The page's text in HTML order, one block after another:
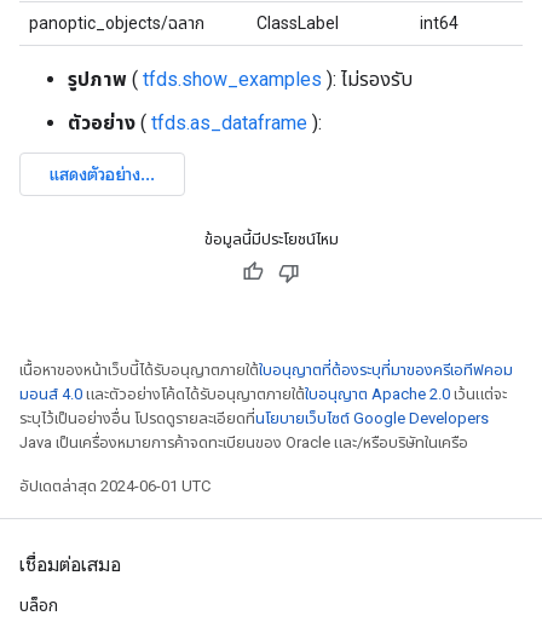
panoptic_objects/ฉลาก ClassLabel int64
รูปภาพ ( tfds.show_examples ): ไม่รองรับ
ตัวอย่าง ( tfds.as_dataframe ):
ข้อมูลนี้มีประโยชน์ไหม
เนื้อหาของหน้าเว็บนี้ได้รับอนุญาตภายใต้ใบอนุญาตที่ต้องระบุที่มาของครีเอทีฟคอม
มอนส์ 4.0 และตัวอย่างโค้ดได้รับอนุญาตภายใต้ใบอนุญาต Apache 2.0 เว้นแต่จะ
ระบุไว้เป็นอย่างอื่น โปรดดูรายละเอียดที่นโยบายเว็บไซต์ Google Developers
Java เป็นเครื่องหมายการค้าจดทะเบียนของ Oracle และ/หรือบริษัทในเครือ
อัปเดตล่าสุด 2024-06-01 UTC
เชื่อมต่อเสมอ
บล็อก